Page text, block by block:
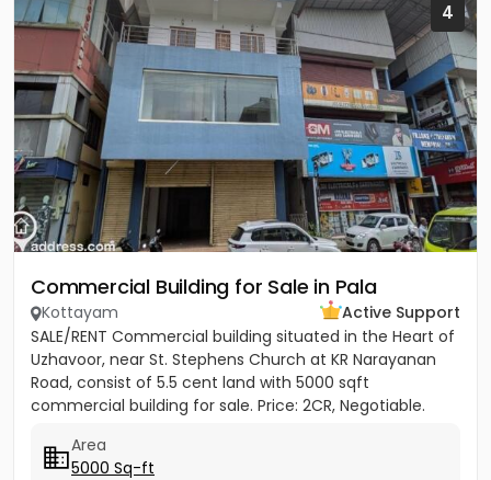
4
Commercial Building for Sale in Pala
Kottayam
Active Support
SALE/RENT Commercial building situated in the Heart of
Uzhavoor, near St. Stephens Church at KR Narayanan
Road, consist of 5.5 cent land with 5000 sqft
commercial building for sale. Price: 2CR, Negotiable.
Area
5000 Sq-ft